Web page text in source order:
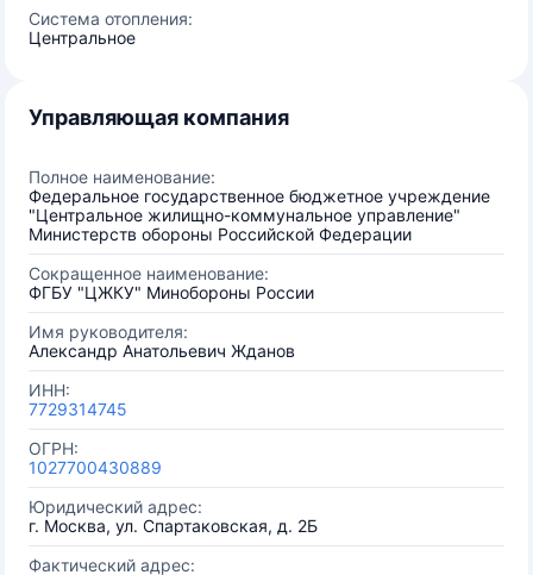
Система отопления:
Центральное
Управляющая компания
Полное наименование:
Федеральное государственное бюджетное учреждение
"Центральное жилищно-коммунальное управление"
Министерств обороны Российской Федерации
Сокращенное наименование:
ФГБУ "ЦЖКУ" Минобороны России
Имя руководителя:
Александр Анатольевич Жданов
ИНН:
7729314745
ОГРН:
1027700430889
Юридический адрес:
г. Москва, ул. Спартаковская, д. 2Б
Фактический адрес: